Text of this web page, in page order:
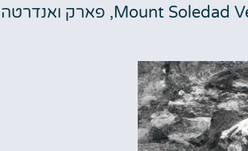
המקסיקנית-אמריקאית המוקדמת של העיר; ו-Mount Soledad Veterans Memorial, פארק ואנדרטה